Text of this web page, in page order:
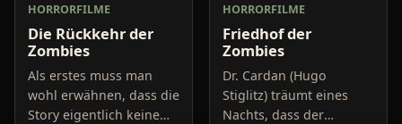
HORRORFILME
Die Rückkehr der
Zombies
Als erstes muss man
wohl erwähnen, dass die
Story eigentlich keine
HORRORFILME
Friedhof der
Zombies
Dr. Cardan (Hugo
Stiglitz) träumt eines
Nachts, dass der